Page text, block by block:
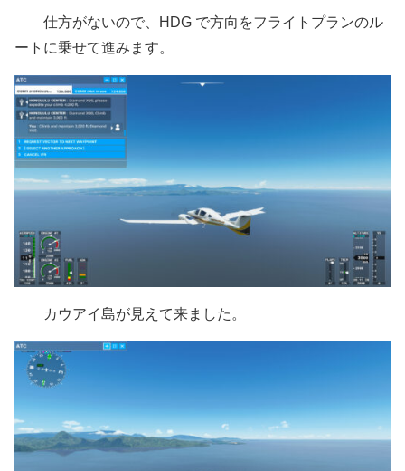
仕方がないので、HDG で方向をフライトプランのル
ートに乗せて進みます。
カウアイ島が見えて来ました。